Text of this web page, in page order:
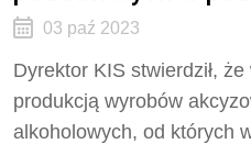
03 paź 2023
Dyrektor KIS stwierdził, że
produkcją wyrobów
alkoholowych, od których